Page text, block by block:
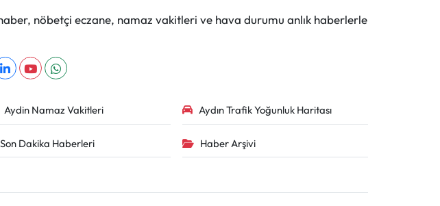
nöbetçi eczane, namaz vakitleri ve hava durumu anlık haberlerle
Aydin Namaz Vakitleri Aydın Trafik Yoğunluk Haritası
Son Dakika Haberleri Haber Arşivi